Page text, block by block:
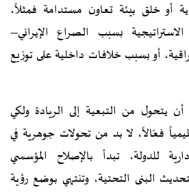
أو خلق بيئة تعاون مستدامة فمثلاً،
بسبب الصراع الإيراني–
أو بسبب خلافات داخلية على توزيع
أن يتحول من التبعية إلى الريادة ولكي
فعّالاً، لا بد من تحولات جوهرية في
للدولة، تبدأ بالإصلاح المؤسسي
البنى التحتية، وتنتهي بوضع رؤية